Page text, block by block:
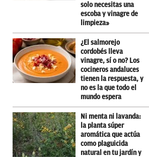
solo necesitas una
escoba y vinagre de
limpieza»
¿El salmorejo
cordobés lleva
vinagre, sí o no? Los
cocineros andaluces
tienen la respuesta, y
no es la que todo el
mundo espera
Ni menta ni lavanda:
la planta súper
aromática que actúa
como plaguicida
natural en tu jardín y